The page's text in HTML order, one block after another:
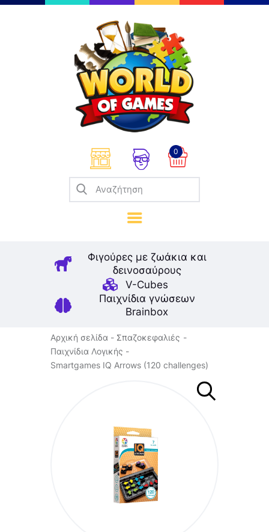
0
Φιγούρες με ζωάκια και
δεινοσαύρους
V-Cubes
Παιχνίδια γνώσεων
Brainbox
Επιτραπέζια
Παζλ
Παιχνίδια Καρτών
Σπαζοκεφαλιές
Κατασκευές
Καλλιτεχνικά
Μοντελισμός
Βιβλία
Παιχνίδια Ρόλων
Αρχική σελίδα
Σπαζοκεφαλιές
Παιχνίδια Λογικής
Smartgames IQ Arrows (120 challenges)